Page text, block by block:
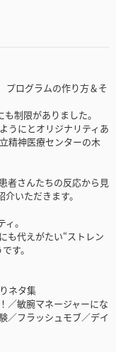
ログラムの作り方＆そ
制限がありました。
うにとオリジナリティあ
精神医療センターの木
者さんたちの反応から見
いただきます。
。
も代えがたい“ストレン
す。
ネタ集
／敏腕マネージャーにな
／フラッシュモブ／デイ